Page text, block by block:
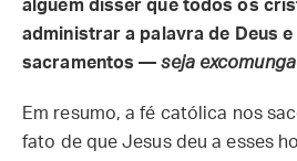
alguém disser que todos os
administrar a palavra de Deus
sacramentos —seja
Em resumo, a fé católica nos
fato de que Jesus deu a esses